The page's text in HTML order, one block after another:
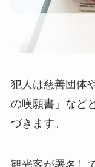
犯人は慈善団体
の嘆願書」など
づきます。
観光客が署名し